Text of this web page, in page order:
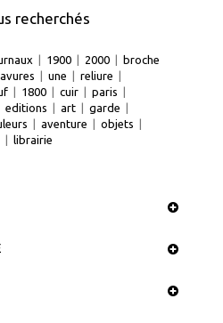
recherchés
| 1900 | 2000 | broche
| une | reliure |
| 1800 | cuir | paris |
editions | art | garde |
| aventure | objets |
| librairie